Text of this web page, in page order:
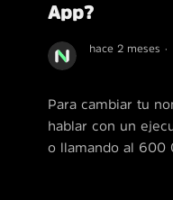
App?
hace 2 meses
Para cambiar tu
hablar con un
o llamando al 600